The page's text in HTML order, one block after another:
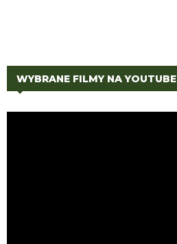
WYBRANE FILMY NA YOUTUBE